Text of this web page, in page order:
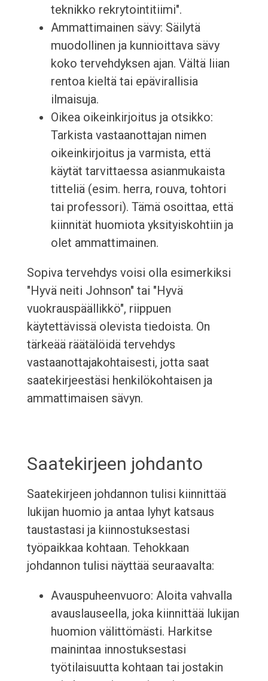
teknikko rekrytointitiimi".
Ammattimainen sävy: Säilytä
muodollinen ja kunnioittava sävy
koko tervehdyksen ajan. Vältä liian
rentoa kieltä tai epävirallisia
ilmaisuja.
Oikea oikeinkirjoitus ja otsikko:
Tarkista vastaanottajan nimen
oikeinkirjoitus ja varmista, että
käytät tarvittaessa asianmukaista
titteliä (esim. herra, rouva, tohtori
tai professori). Tämä osoittaa, että
kiinnität huomiota yksityiskohtiin ja
olet ammattimainen.
Sopiva tervehdys voisi olla esimerkiksi
"Hyvä neiti Johnson" tai "Hyvä
vuokrauspäällikkö", riippuen
käytettävissä olevista tiedoista. On
tärkeää räätälöidä tervehdys
vastaanottajakohtaisesti, jotta saat
saatekirjeestäsi henkilökohtaisen ja
ammattimaisen sävyn.
Saatekirjeen johdanto
Saatekirjeen johdannon tulisi kiinnittää
lukijan huomio ja antaa lyhyt katsaus
taustastasi ja kiinnostuksestasi
työpaikkaa kohtaan. Tehokkaan
johdannon tulisi näyttää seuraavalta:
Avauspuheenvuoro: Aloita vahvalla
avauslauseella, joka kiinnittää lukijan
huomion välittömästi. Harkitse
mainintaa innostuksestasi
työtilaisuutta kohtaan tai jostakin